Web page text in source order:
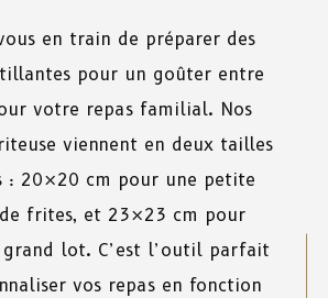
en train de préparer des
pour un goûter entre
votre repas familial. Nos
viennent en deux tailles
: 20×20 cm pour une petite
frites, et 23×23 cm pour
grand lot. C’est l’outil parfait
vos repas en fonction